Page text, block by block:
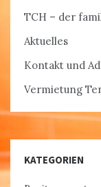
TCH – der
Aktuelles
Kontakt und
Vermietung
KATEGORIEN